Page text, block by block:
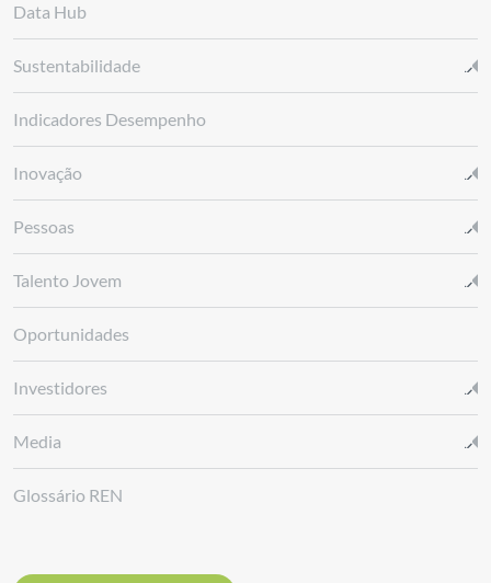
Data Hub
Sustentabilidade
Indicadores Desempenho
Inovação
Pessoas
Talento Jovem
Oportunidades
Investidores
Media
Glossário REN